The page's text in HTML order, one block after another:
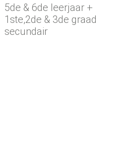
5de & 6de leerjaar +
1ste,2de & 3de graad
secundair